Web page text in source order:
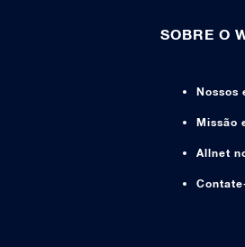
SOBRE O
Nossos
Missão
Allnet